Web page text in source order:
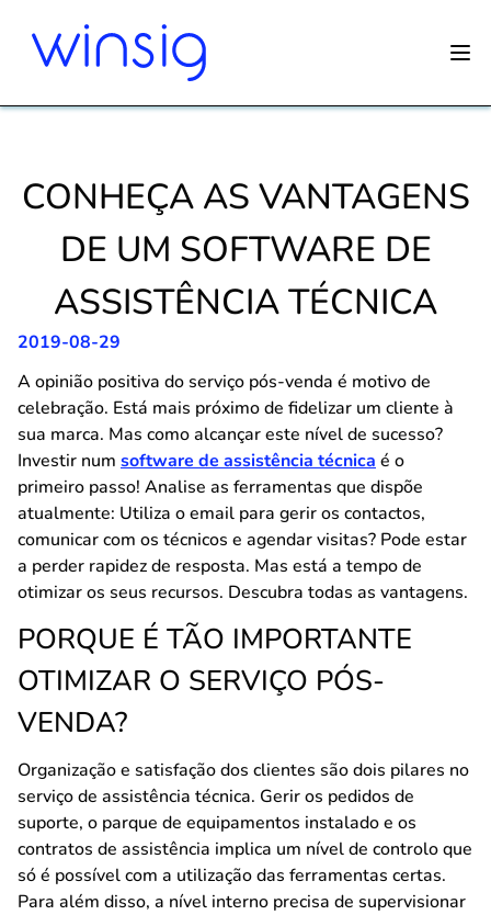
CONHEÇA AS VANTAGENS
DE UM SOFTWARE DE
ASSISTÊNCIA TÉCNICA
2019-08-29
A opinião positiva do serviço pós-venda é motivo de
celebração. Está mais próximo de fidelizar um cliente à
sua marca. Mas como alcançar este nível de sucesso?
Investir num software de assistência técnica é o
primeiro passo! Analise as ferramentas que dispõe
atualmente: Utiliza o email para gerir os contactos,
comunicar com os técnicos e agendar visitas? Pode estar
a perder rapidez de resposta. Mas está a tempo de
otimizar os seus recursos. Descubra todas as vantagens.
PORQUE É TÃO IMPORTANTE
OTIMIZAR O SERVIÇO PÓS-
VENDA?
Organização e satisfação dos clientes são dois pilares no
serviço de assistência técnica. Gerir os pedidos de
suporte, o parque de equipamentos instalado e os
contratos de assistência implica um nível de controlo que
só é possível com a utilização das ferramentas certas.
Para além disso, a nível interno precisa de supervisionar